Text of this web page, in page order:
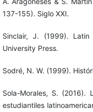
137-155). Siglo XXI.
Sinclair, J. (1999).
University Press.
Sodré, N. W. (1999).
Sola-Morales, S. (2016).
estudiantiles